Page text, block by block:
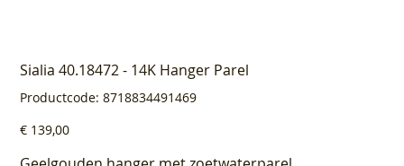
Sialia 40.18472 - 14K Hanger Parel
Productcode: Productcode
8718834491469
8718834491469
Prijs
€ 139,00